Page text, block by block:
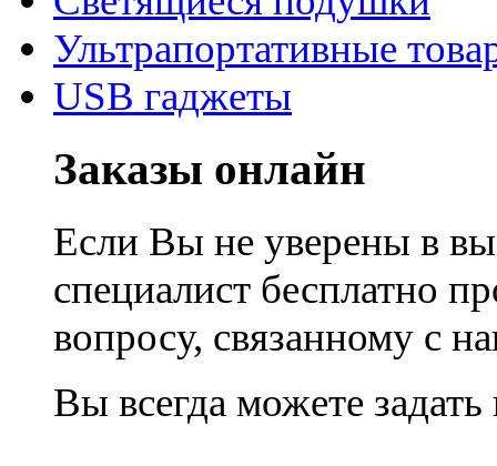
Ультрапортативные
USB гаджеты
Заказы онлайн
Если Вы не уверены в
специалист бесплатно
вопросу, связанному с
Вы всегда можете